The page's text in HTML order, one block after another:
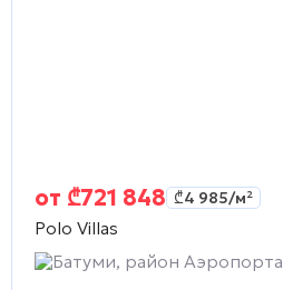
от ₾721 848 ₾4 985/м²
Polo Villas
Батуми, район Аэропорта